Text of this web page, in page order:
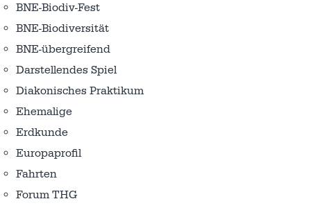
BNE-Biodiv-Fest
BNE-Biodiversität
BNE-übergreifend
Darstellendes Spiel
Diakonisches Praktikum
Ehemalige
Erdkunde
Europaprofil
Fahrten
Forum THG